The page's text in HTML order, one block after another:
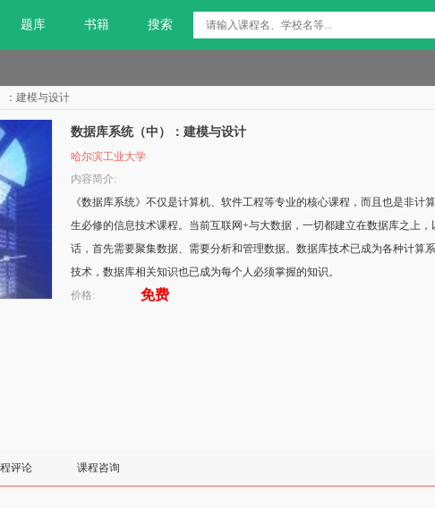
题库 书籍 搜索
：建模与设计
数据库系统（中）：建模与设计
哈尔滨工业大学
内容简介:
《数据库系统》不仅是计算机、软件工程等专业的核心课程，而且也是非计
生必修的信息技术课程。当前互联网+与大数据，一切都建立在数据库之上，
话，首先需要聚集数据、需要分析和管理数据。数据库技术已成为各种计算
技术，数据库相关知识也已成为每个人必须掌握的知识。
价格:
免费
评论 课程咨询